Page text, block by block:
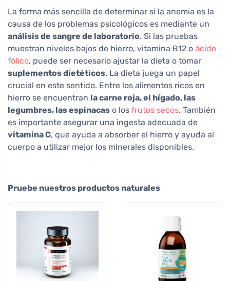
La forma más sencilla de determinar si la anemia es la
causa de los problemas psicológicos es mediante un
análisis de sangre de laboratorio. Si las pruebas
muestran niveles bajos de hierro, vitamina B12 o ácido
fólico, puede ser necesario ajustar la dieta o tomar
suplementos dietéticos. La dieta juega un papel
crucial en este sentido. Entre los alimentos ricos en
hierro se encuentran la carne roja, el hígado, las
legumbres, las espinacas o los frutos secos. También
es importante asegurar una ingesta adecuada de
vitamina C, que ayuda a absorber el hierro y ayuda al
cuerpo a utilizar mejor los minerales disponibles.
Pruebe nuestros productos naturales